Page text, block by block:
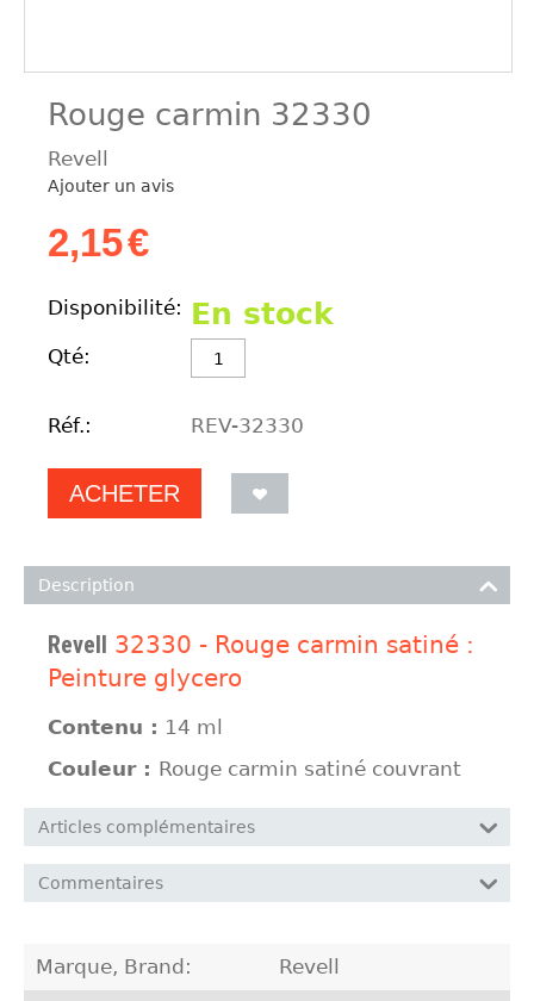
Rouge carmin 32330
Revell
Ajouter un avis
2,15€
Disponibilité: En stock
Qté:
Réf.: REV-32330
ACHETER
Description
Revell 32330 - Rouge carmin satiné :
Peinture glycero
Contenu : 14 ml
Couleur : Rouge carmin satiné couvrant
Articles complémentaires
Commentaires
Marque, Brand: Revell